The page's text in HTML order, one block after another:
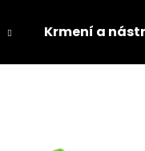
Krmení a
najít?